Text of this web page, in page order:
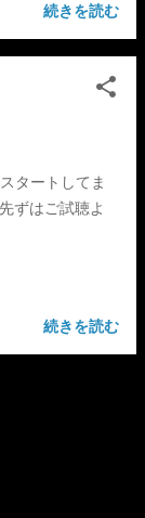
続きを読む
タートしてま
ずはご試聴よ
続きを読む